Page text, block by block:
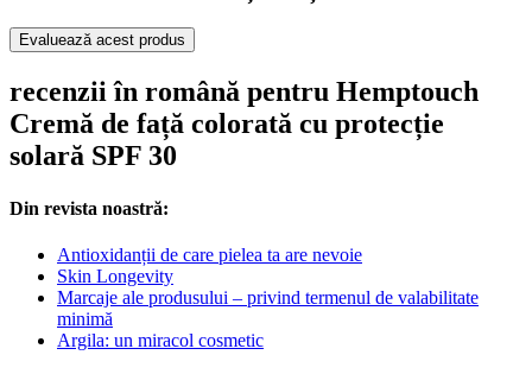
Evaluează acest produs
recenzii în română pentru Hemptouch
Cremă de față colorată cu protecție
solară SPF 30
Din revista noastră:
Antioxidanții de care pielea ta are nevoie
Skin Longevity
Marcaje ale produsului – privind termenul de valabilitate
minimă
Argila: un miracol cosmetic